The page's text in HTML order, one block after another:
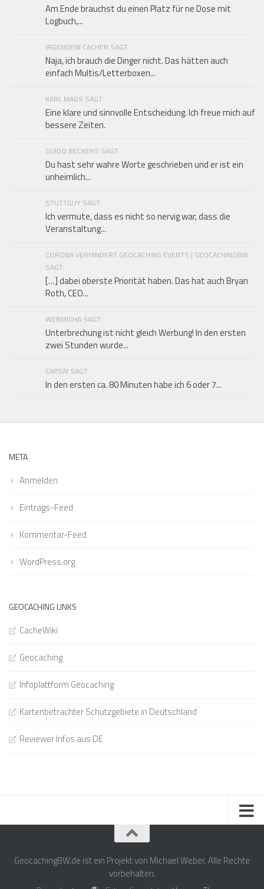
Am Ende brauchst du einen Platz für ne Dose mit
Logbuch,...
IRGENDEIN CACHER SAGT:
Naja, ich brauch die Dinger nicht. Das hätten auch
einfach Multis/Letterboxen...
KARL MAGS SAGT:
Eine klare und sinnvolle Entscheidung. Ich freue mich auf
bessere Zeiten.
GUIDO BECKERS SAGT:
Du hast sehr wahre Worte geschrieben und er ist ein
unheimlich...
STUTTGUY SAGT:
Ich vermute, dass es nicht so nervig war, dass die
Veranstaltung...
CORONA VERHINDERT GEOCACHING EVENTS | GEOCACHINGBW
SAGT:
[…] dabei oberste Priorität haben. Das hat auch Bryan
Roth, CEO...
WEBMICHA SAGT:
Unterbrechung ist nicht gleich Werbung! In den ersten
zwei Stunden wurde...
CAPSAI SAGT:
In den ersten ca. 80 Minuten habe ich 6 oder 7...
META
Anmelden
Eintrags-Feed
Kommentar-Feed
WordPress.org
GEOCACHING LINKS
CacheWiki
Geocaching
Infoplattform Geocaching
Kartenbetrachter Schutzgebiete in Deutschland
Reviewer Infos aus DE
GeocachingBW.de ist ein Projekt von Michael Weber. Alle Rechte
vorbehalten.